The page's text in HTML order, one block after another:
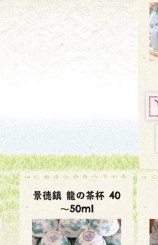
景徳鎮 龍の茶杯 40
～50ml